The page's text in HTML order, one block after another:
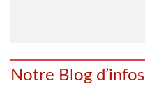
Notre Blog d’infos